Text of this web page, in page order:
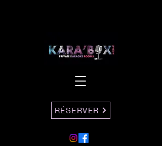
RÉSERVER